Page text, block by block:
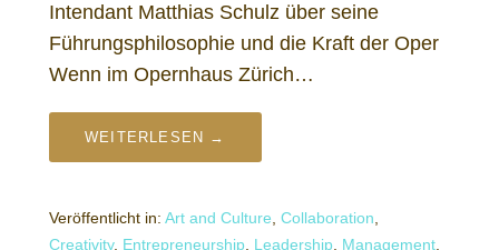
Intendant Matthias Schulz über seine
Führungsphilosophie und die Kraft der Oper
Wenn im Opernhaus Zürich…
WEITERLESEN →
Veröffentlicht in: Art and Culture Collaboration
Creativity, Entrepreneurship Leadership Management